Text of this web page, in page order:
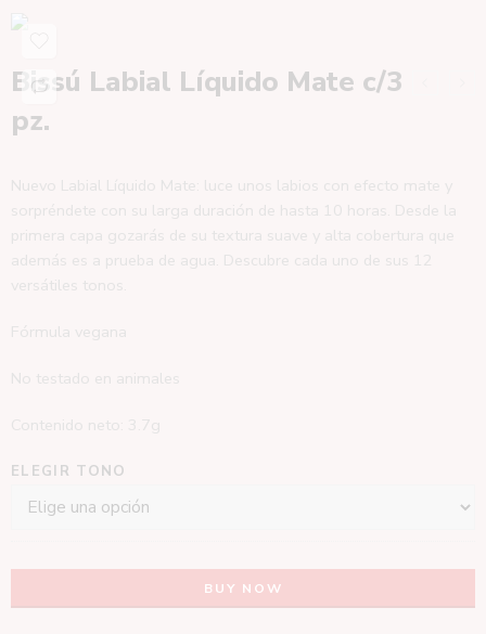
Bissú Labial Líquido Mate c/3
pz.
ELEGIR TONO
BUY NOW